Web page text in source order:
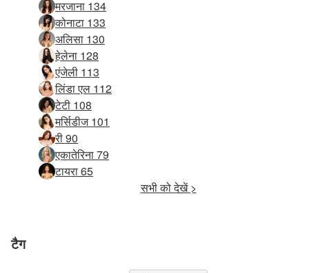
मरजाना 134
कोनाटा 133
अलिसा 130
हेलेना 128
एंजेली 113
लिंडा एल 112
टेटी 108
मर्सिडीज 101
री 90
एकातेरिना 79
टायरा 65
सभी को देखें >
टैग